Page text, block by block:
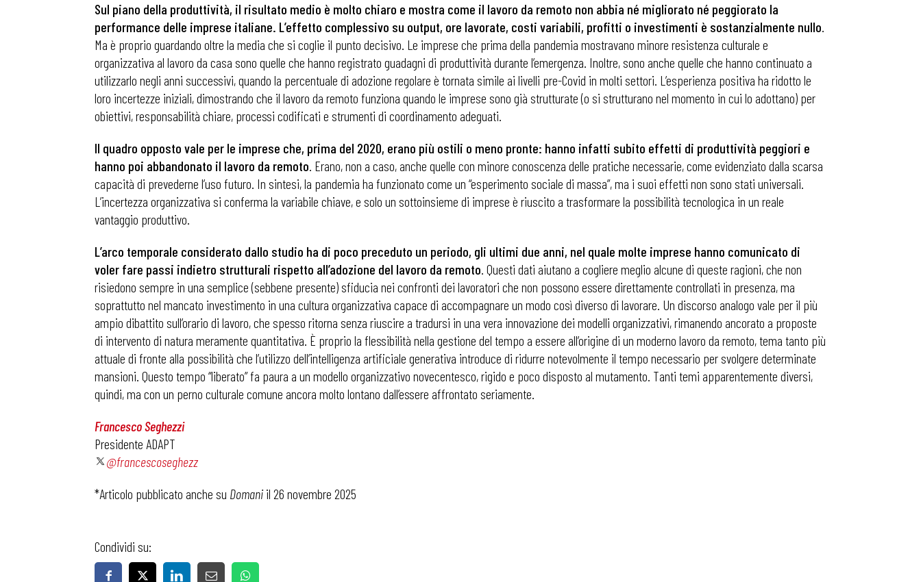
Bollettini ADAPT
Osservatori
Sul piano della produttività, il risultato medio è molto chiaro e mostra come il lavoro da remoto non abbia né migliorato né peggiorato la
performance delle imprese italiane. L’effetto complessivo su output, ore lavorate, costi variabili, profitti o investimenti è sostanzialmente nullo.
Ma è proprio guardando oltre la media che si coglie il punto decisivo. Le imprese che prima della pandemia mostravano minore resistenza culturale e
organizzativa al lavoro da casa sono quelle che hanno registrato guadagni di produttività durante l’emergenza. Inoltre, sono anche quelle che hanno continuato a
utilizzarlo negli anni successivi, quando la percentuale di adozione regolare è tornata simile ai livelli pre-Covid in molti settori. L’esperienza positiva ha ridotto le
loro incertezze iniziali, dimostrando che il lavoro da remoto funziona quando le imprese sono già strutturate (o si strutturano nel momento in cui lo adottano) per
obiettivi, responsabilità chiare, processi codificati e strumenti di coordinamento adeguati.
Il quadro opposto vale per le imprese che, prima del 2020, erano più ostili o meno pronte: hanno infatti subito effetti di produttività peggiori e
hanno poi abbandonato il lavoro da remoto. Erano, non a caso, anche quelle con minore conoscenza delle pratiche necessarie, come evidenziato dalla scarsa
capacità di prevederne l’uso futuro. In sintesi, la pandemia ha funzionato come un “esperimento sociale di massa”, ma i suoi effetti non sono stati universali.
L’incertezza organizzativa si conferma la variabile chiave, e solo un sottoinsieme di imprese è riuscito a trasformare la possibilità tecnologica in un reale
vantaggio produttivo.
L’arco temporale considerato dallo studio ha di poco preceduto un periodo, gli ultimi due anni, nel quale molte imprese hanno comunicato di
voler fare passi indietro strutturali rispetto all’adozione del lavoro da remoto. Questi dati aiutano a cogliere meglio alcune di queste ragioni, che non
risiedono sempre in una semplice (sebbene presente) sfiducia nei confronti dei lavoratori che non possono essere direttamente controllati in presenza, ma
soprattutto nel mancato investimento in una cultura organizzativa capace di accompagnare un modo così diverso di lavorare. Un discorso analogo vale per il più
ampio dibattito sull’orario di lavoro, che spesso ritorna senza riuscire a tradursi in una vera innovazione dei modelli organizzativi, rimanendo ancorato a proposte
di intervento di natura meramente quantitativa. È proprio la flessibilità nella gestione del tempo a essere all’origine di un moderno lavoro da remoto, tema tanto più
attuale di fronte alla possibilità che l’utilizzo dell’intelligenza artificiale generativa introduce di ridurre notevolmente il tempo necessario per svolgere determinate
mansioni. Questo tempo “liberato” fa paura a un modello organizzativo novecentesco, rigido e poco disposto al mutamento. Tanti temi apparentemente diversi,
quindi, ma con un perno culturale comune ancora molto lontano dall’essere affrontato seriamente.
Francesco Seghezzi
Presidente ADAPT
@francescoseghezz
*Articolo pubblicato anche su Domani il 26 novembre 2025
Condividi su: